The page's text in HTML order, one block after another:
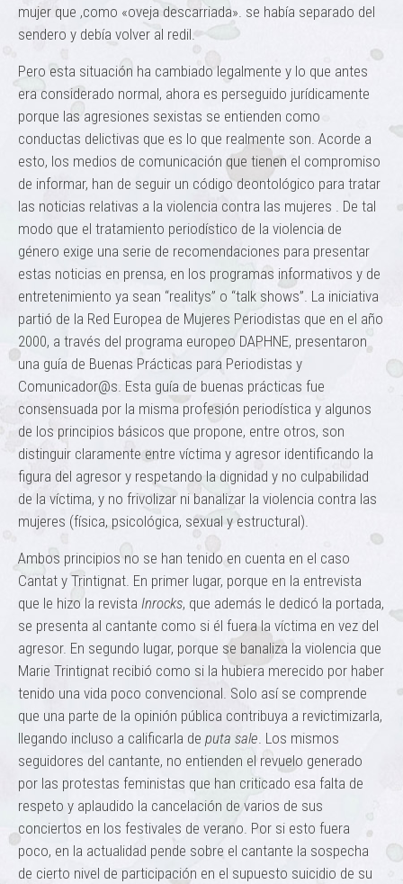
mujer que ,como «oveja descarriada». se había separado del
sendero y debía volver al redil.
Pero esta situación ha cambiado legalmente y lo que antes
era considerado normal, ahora es perseguido jurídicamente
porque las agresiones sexistas se entienden como
conductas delictivas que es lo que realmente son. Acorde a
esto, los medios de comunicación que tienen el compromiso
de informar, han de seguir un código deontológico para tratar
las noticias relativas a la violencia contra las mujeres . De tal
modo que el tratamiento periodístico de la violencia de
género exige una serie de recomendaciones para presentar
estas noticias en prensa, en los programas informativos y de
entretenimiento ya sean “realitys” o “talk shows”. La iniciativa
partió de la Red Europea de Mujeres Periodistas que en el año
2000, a través del programa europeo DAPHNE, presentaron
una guía de Buenas Prácticas para Periodistas y
Comunicador@s. Esta guía de buenas prácticas fue
consensuada por la misma profesión periodística y algunos
de los principios básicos que propone, entre otros, son
distinguir claramente entre víctima y agresor identificando la
figura del agresor y respetando la dignidad y no culpabilidad
de la víctima, y no frivolizar ni banalizar la violencia contra las
mujeres (física, psicológica, sexual y estructural).
Ambos principios no se han tenido en cuenta en el caso
Cantat y Trintignat. En primer lugar, porque en la entrevista
que le hizo la revista Inrocks, que además le dedicó la portada,
se presenta al cantante como si él fuera la víctima en vez del
agresor. En segundo lugar, porque se banaliza la violencia que
Marie Trintignat recibió como si la hubiera merecido por haber
tenido una vida poco convencional. Solo así se comprende
que una parte de la opinión pública contribuya a revictimizarla,
llegando incluso a calificarla de puta sale. Los mismos
seguidores del cantante, no entienden el revuelo generado
por las protestas feministas que han criticado esa falta de
respeto y aplaudido la cancelación de varios de sus
conciertos en los festivales de verano. Por si esto fuera
poco, en la actualidad pende sobre el cantante la sospecha
de cierto nivel de participación en el supuesto suicidio de su